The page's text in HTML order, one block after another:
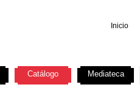
Inicio
Catálogo Mediateca